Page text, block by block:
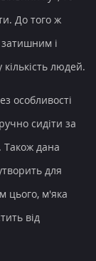
До того ж
і
людей.
особливості
сидіти за
Також дана
для
цього, м'яка
від